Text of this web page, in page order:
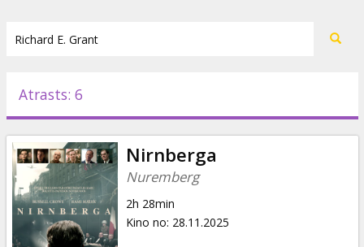
Pasākumi
Ziņas
Dāvanu
kartes
Atrasts: 6
Nirnberga
Nuremberg
2h 28min
Kino no: 28.11.2025